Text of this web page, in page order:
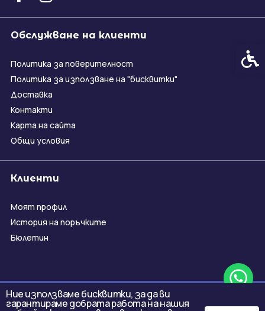
Ние използваме бисквитки, за да ви
гарантираме добрата работа на нашия
Обслужване на клиенти
Политика за поверителност
Политика за използване на "бисквитки"
Доставка
Контакти
Карта на сайта
Общи условия
Клиенти
Моят профил
История на поръчките
Бюлетин